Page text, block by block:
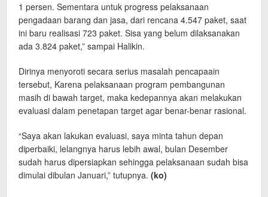
1 persen. Sementara untuk progress pelaksanaan
pengadaan barang dan jasa, dari rencana 4.547 paket, saat
ini baru realisasi 723 paket. Sisa yang belum dilaksanakan
ada 3.824 paket,” sampai Halikin.
Dirinya menyoroti secara serius masalah pencapaain
tersebut, Karena pelaksanaan program pembangunan
masih di bawah target, maka kedepannya akan melakukan
evaluasi dalam penetapan target agar benar-benar rasional.
“Saya akan lakukan evaluasi, saya minta tahun depan
diperbaiki, lelangnya harus lebih awal, bulan Desember
sudah harus dipersiapkan sehingga pelaksanaan sudah bisa
dimulai dibulan Januari,” tutupnya. (ko)